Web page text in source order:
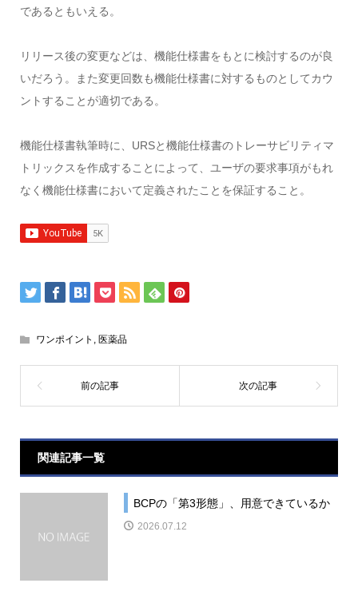
であるともいえる。
リリース後の変更などは、機能仕様書をもとに検討するのが良
いだろう。また変更回数も機能仕様書に対するものとしてカウ
ントすることが適切である。
機能仕様書執筆時に、URSと機能仕様書のトレーサビリティマ
トリックスを作成することによって、ユーザの要求事項がもれ
なく機能仕様書において定義されたことを保証すること。
ワンポイント , 医薬品
関連記事一覧
BCPの「第3形態」、用意できているか
2026.07.12